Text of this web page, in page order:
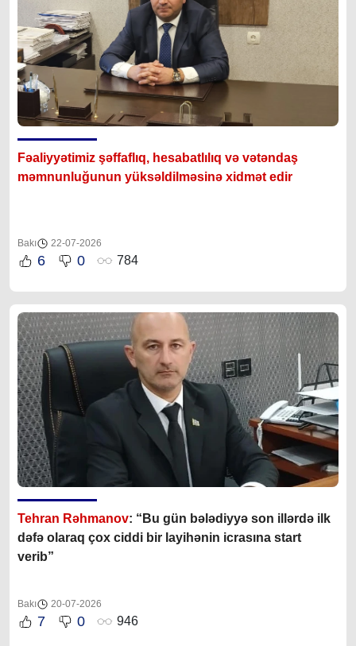
Fəaliyyətimiz şəffaflıq, hesabatlılıq və vətəndaş
məmnunluğunun yüksəldilməsinə xidmət edir
Bakı 22-07-2026
6 0 784
Tehran Rəhmanov: “Bu gün bələdiyyə son illərdə ilk
dəfə olaraq çox ciddi bir layihənin icrasına start
verib”
Bakı 20-07-2026
7 0 946